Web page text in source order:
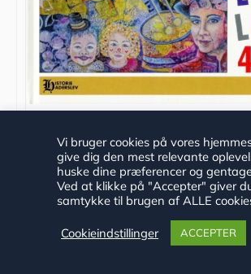
Karneval i Haderslev i 40 år
175.00
Vi bruger cookies på vores
give dig den mest relevante
huske dine præferencer og
Ved at klikke på "Accepter" giver
samtykke til brugen af ALLE
Cookieindstillinger ACCEPTER